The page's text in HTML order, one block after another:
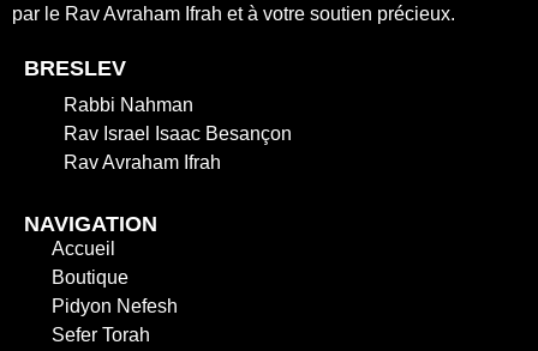
par le Rav Avraham Ifrah et à votre soutien précieux.
BRESLEV
Rabbi Nahman
Rav Israel Isaac Besançon
Rav Avraham Ifrah
NAVIGATION
Accueil
Boutique
Pidyon Nefesh
Sefer Torah